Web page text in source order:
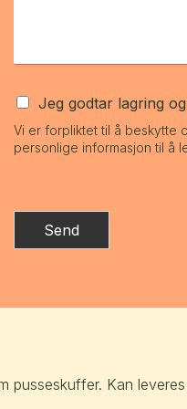
Jeg godtar lagring
Vi er forpliktet til å beskytte
personlige informasjon til å
Send
pusseskuffer. Kan